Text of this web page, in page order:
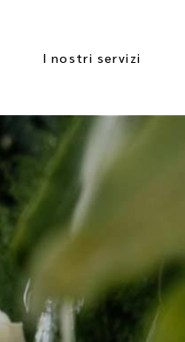
I nostri servizi